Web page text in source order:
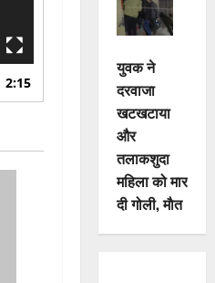
2:15
युवक ने
दरवाजा
खटखटाया
और
तलाकशुदा
महिला को मार
दी गोली, माैत